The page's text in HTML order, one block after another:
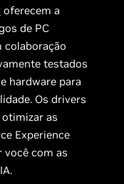
oferecem a
de PC
colaboração
testados
hardware para
Os drivers
as
Experience
você com as